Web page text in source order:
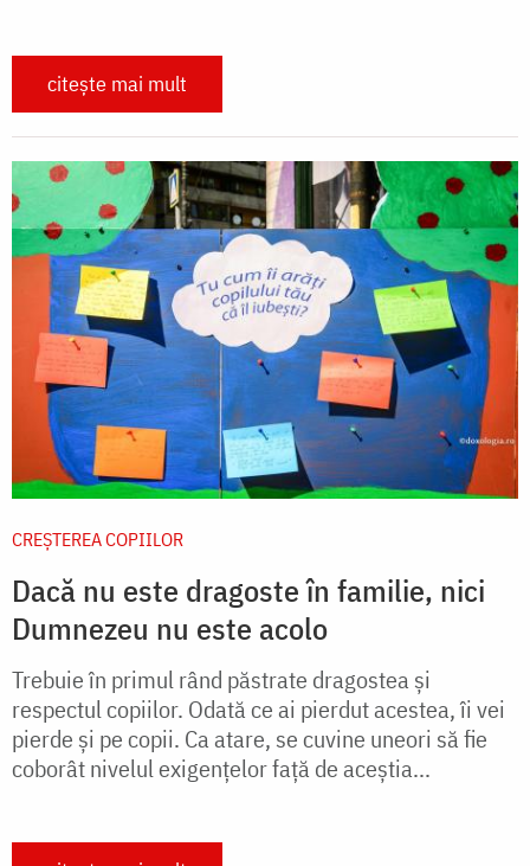
citește mai mult
CREŞTEREA COPIILOR
Dacă nu este dragoste în familie, nici
Dumnezeu nu este acolo
Trebuie în primul rând păstrate dragostea şi
respectul copiilor. Odată ce ai pierdut acestea, îi vei
pierde şi pe copii. Ca atare, se cuvine uneori să fie
coborât nivelul exigenţelor faţă de aceştia...